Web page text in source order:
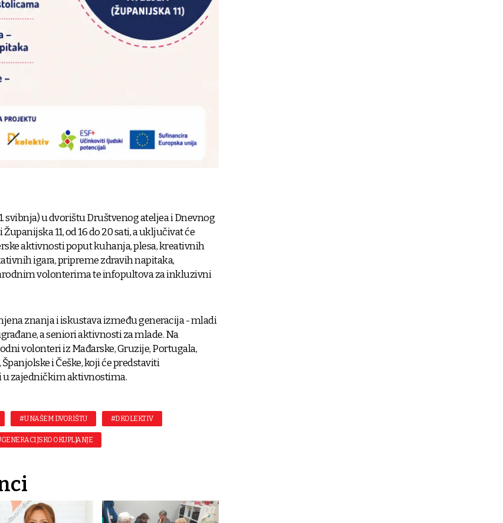
svibnja) u dvorištu Društvenog ateljea i Dnevnog
11, od 16 do 20 sati, a uključivat će
aktivnosti poput kuhanja, plesa, kreativnih
igara, pripreme zdravih napitaka,
volonterima te infopultova za inkluzivni
znanja i iskustava između generacija - mladi
a seniori aktivnosti za mlade. Na
volonteri iz Mađarske, Gruzije, Portugala,
i Češke, koji će predstaviti
zajedničkim aktivnostima.
#U NAŠEM DVORIŠTU #DKOLEKTIV
OKUPLJANJE